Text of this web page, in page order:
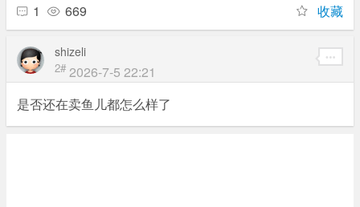
1 669 收藏
shizeli
2# 2026-7-5 22:21
是否还在卖鱼儿都怎么样了